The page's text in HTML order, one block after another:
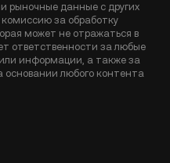
рыночные данные с других
за обработку
может не отражаться в
ответственности за любые
информации, а также за
любого контента